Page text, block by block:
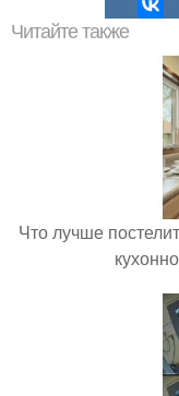
Читайте также
Что лучше